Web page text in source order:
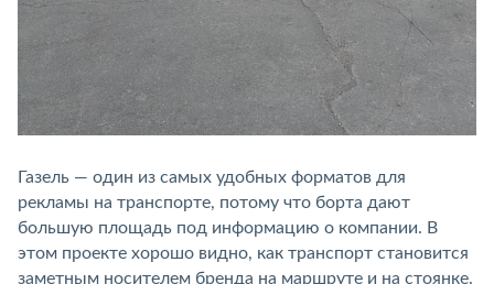
Газель — один из самых удобных форматов для
рекламы на транспорте, потому что борта дают
большую площадь под информацию о компании. В
этом проекте хорошо видно, как транспорт становится
заметным носителем бренда на маршруте и на стоянке.